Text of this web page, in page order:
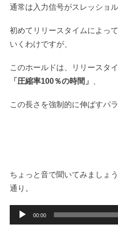
通常は入力信号がスレッショ
初めてリリースタイムによっ
いくわけですが、
このホールドは、リリースタ
「圧縮率100％の時間」
この長さを強制的に伸ばすパ
ちょっと音で聞いてみましょ
通り。
声
00:00